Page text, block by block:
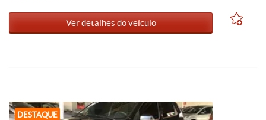
Ver detalhes do veículo
DESTAQUE